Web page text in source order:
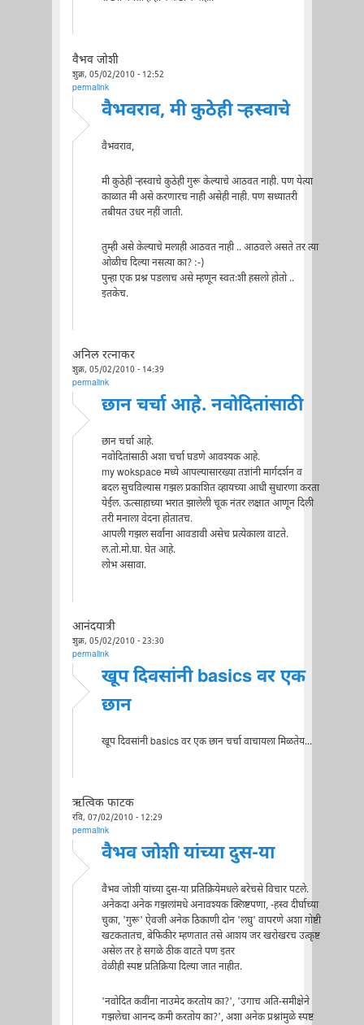
वैभव जोशी
शुक्र, 05/02/2010 - 12:52
permalink
वैभवराव, मी कुठेही ऱ्हस्वाचे
वैभवराव,
मी कुठेही ऱ्हस्वाचे कुठेही गुरू केल्याचे आठवत नाही. पण येत्या
काळात मी असे करणारच नाही असेही नाही. पण सध्यातरी
तबीयत उधर नहीं जाती.
तुम्ही असे केल्याचे मलाही आठवत नाही .. आठवले असते तर त्या
ओळीच दिल्या नसत्या का? :-)
पुन्हा एक प्रश्न पडलाच असे म्हणून स्वतःशी हसलो होतो ..
इतकेच.
अनिल रत्नाकर
शुक्र, 05/02/2010 - 14:39
permalink
छान चर्चा आहे. नवोदितांसाठी
छान चर्चा आहे.
नवोदितांसाठी अशा चर्चा घडणे आवश्यक आहे.
my wokspace मध्ये आपल्यासारख्या तज्ञांनी मार्गदर्शन व
बदल सुचविल्यास गझल प्रकाशित व्हायच्या आधी सुधारणा करता
येईल. ऊत्साहाच्या भरात झालेली चूक नंतर लक्षात आणून दिली
तरी मनाला वेदना होतातच.
आपली गझल सर्वांना आवडावी असेच प्रत्येकाला वाटते.
ल.तो.मो.घा. घेत आहे.
लोभ असावा.
आनंदयात्री
शुक्र, 05/02/2010 - 23:30
permalink
खूप दिवसांनी basics वर एक
छान
खूप दिवसांनी basics वर एक छान चर्चा वाचायला मिळतेय...
ऋत्विक फाटक
रवि, 07/02/2010 - 12:29
permalink
वैभव जोशी यांच्या दुस-या
वैभव जोशी यांच्या दुस-या प्रतिक्रियेमधले बरेचसे विचार पटले.
अनेकदा अनेक गझलांमधे अनावश्यक क्लिष्टपणा, -हस्व दीर्घाच्या
चुका, 'गुरू' ऐवजी अनेक ठिकाणी दोन 'लघु' वापरणे अशा गोष्टी
खटकतातच, बेफिकीर म्हणतात तसे आशय जर खरोखरच उत्कृष्ट
असेल तर हे सगळे ठीक वाटते पण इतर
वेळीही स्पष्ट प्रतिक्रिया दिल्या जात नाहीत.
'नवोदित कवींना नाउमेद करतोय का?', 'उगाच अति-समीक्षेने
गझलेचा आनन्द कमी करतोय का?', अशा अनेक प्रश्नांमुळे स्पष्ट